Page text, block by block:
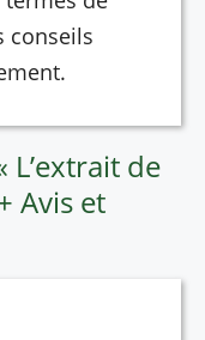
conseils
de
Avis et